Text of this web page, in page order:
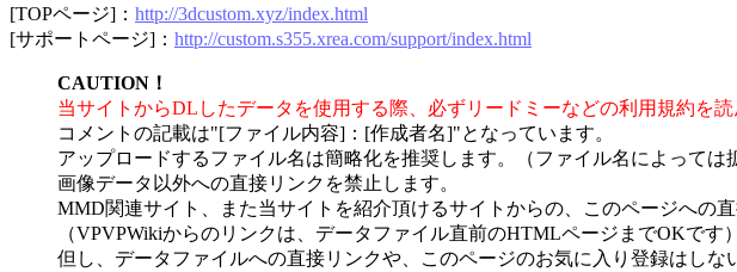
[TOPページ]： http://3dcustom.xyz/index.html
[サポートページ]： http://custom.s355.xrea.com/support/index.html
CAUTION！
当サイトからDLしたデータを使用する際、必ずリードミーなどの利用規約を読
コメントの記載は"[ファイル内容]：[作成者名]"となっています。
アップロードするファイル名は簡略化を推奨します。（ファイル名によって
画像データ以外への直接リンクを禁止します。
MMD関連サイト、また当サイトを紹介頂けるサイトからの、このページへの直
（VPVPWikiからのリンクは、データファイル直前のHTMLページまでOKです）
但し、データファイルへの直接リンクや、このページのお気に入り登録はしな